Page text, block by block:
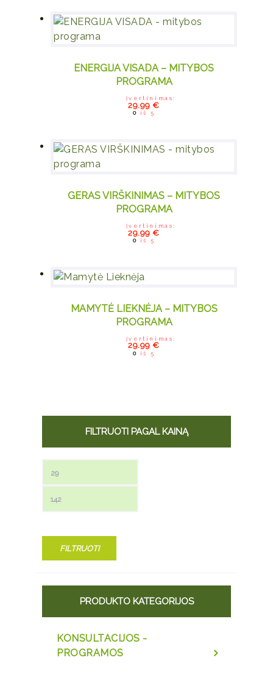
ENERGIJA VISADA – MITYBOS
PROGRAMA
Įvertinimas:
0 iš 5
29.99€
GERAS VIRŠKINIMAS – MITYBOS
PROGRAMA
Įvertinimas:
0 iš 5
29.99€
MAMYTĖ LIEKNĖJA – MITYBOS
PROGRAMA
Įvertinimas:
0 iš 5
29.99€
FILTRUOTI PAGAL KAINĄ
Min kaina
FILTRUOTI
PRODUKTO KATEGORIJOS
KONSULTACIJOS -
PROGRAMOS